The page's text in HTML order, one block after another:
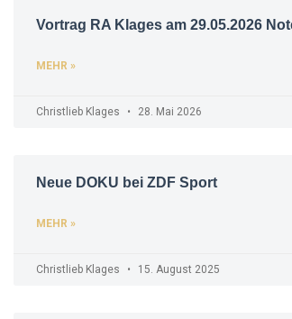
Vortrag RA Klages am 29.05.2026
MEHR »
Christlieb Klages 28. Mai 2026
Neue DOKU bei ZDF Sport
MEHR »
Christlieb Klages 15. August 2025